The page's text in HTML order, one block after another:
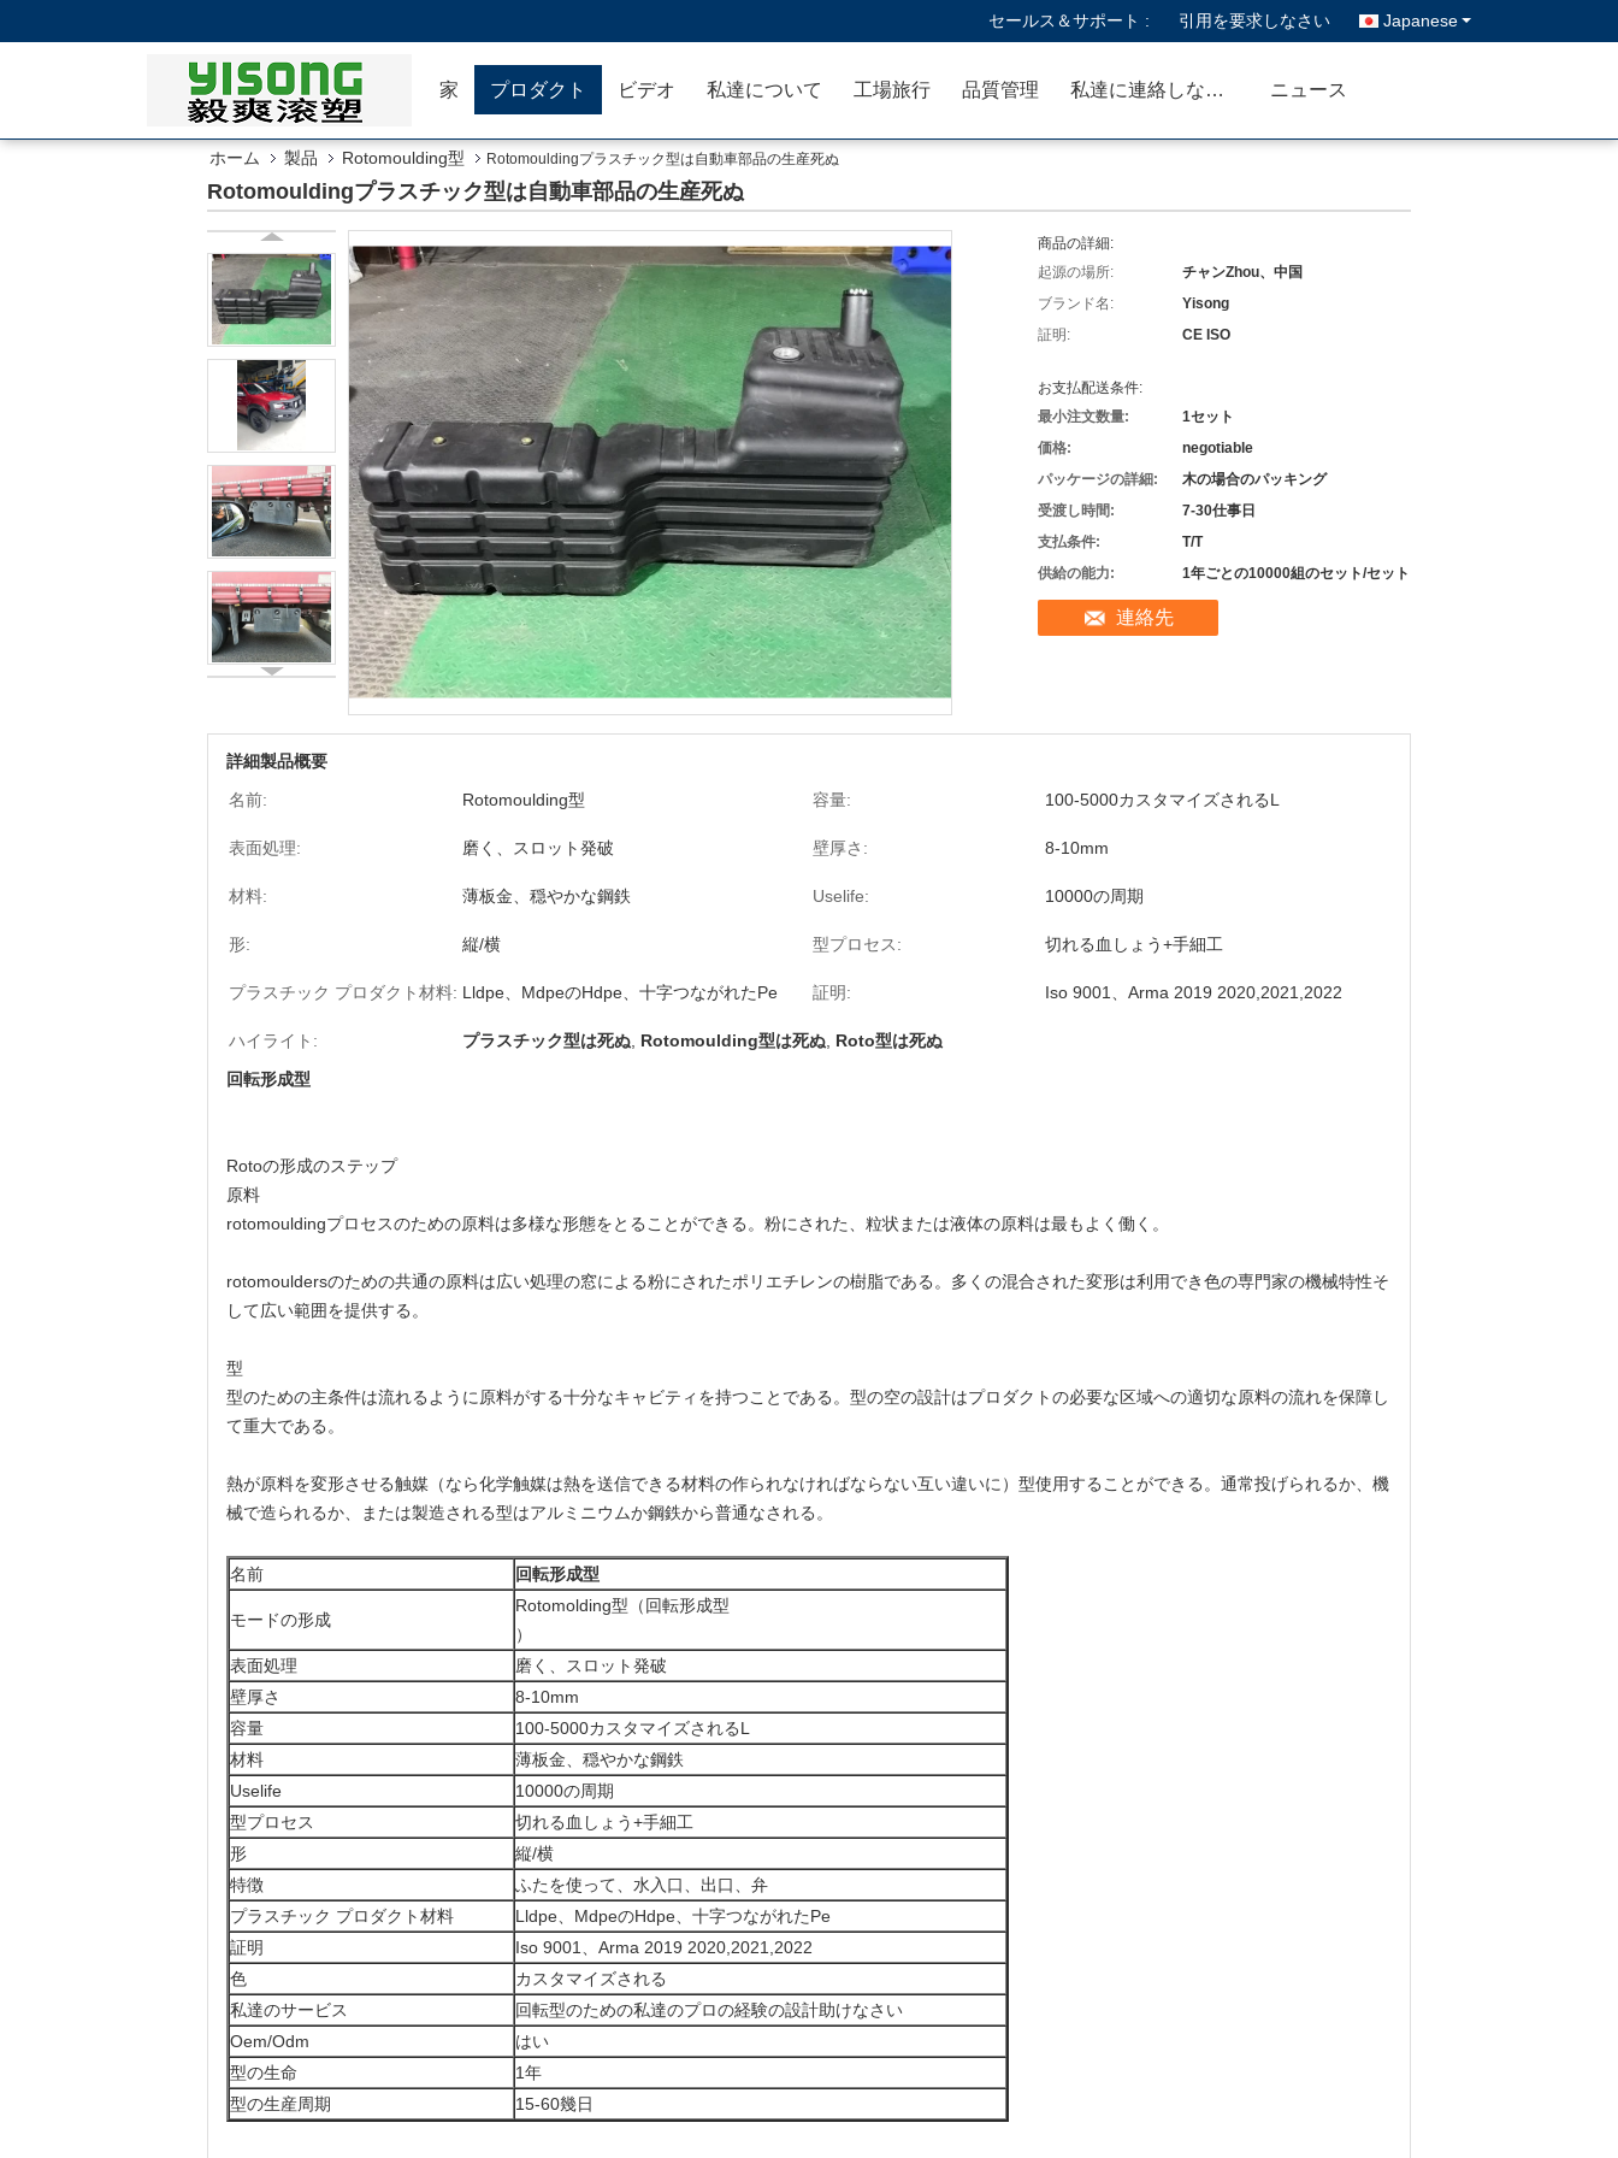
セールス＆サポート : 引用を要求しなさい Japanese
家 プロダクト ビデオ 私達について 工場旅行 品質管理 私達に連絡しなさい ニュース
ホーム 製品 Rotomoulding型 Rotomouldingプラスチック型は自動車部品の生産死ぬ
Rotomouldingプラスチック型は自動車部品の生産死ぬ
商品の詳細:
起源の場所:
チャンZhou、中国
ブランド名:
Yisong
証明:
CE ISO
お支払配送条件:
最小注文数量:
1セット
価格:
negotiable
パッケージの詳細:
木の場合のパッキング
受渡し時間:
7-30仕事日
支払条件:
T/T
供給の能力:
1年ごとの10000組のセット/セット
連絡先
詳細製品概要
名前:
Rotomoulding型 容量: 100-5000カスタマイズされるL
表面処理: 磨く、スロット発破 壁厚さ: 8-10mm
材料: 薄板金、穏やかな鋼鉄 Uselife: 10000の周期
形: 縦/横 型プロセス: 切れる血しょう+手細工
プラスチック プロダクト材料: Lldpe、MdpeのHdpe、十字つながれたPe 証明: Iso 9001、Arma 2019 2020,2021,2022
ハイライト: プラスチック型は死ぬ Rotomoulding型は死ぬ Roto型は死ぬ
回転形成型
Rotoの形成のステップ
原料
rotomouldingプロセスのための原料は多様な形態をとることができる。粉にされた、粒状または液体の原料は最もよく働く。
rotomouldersのための共通の原料は広い処理の窓による粉にされたポリエチレンの樹脂である。多くの混合された変形は利用でき色の専門家の機械特性そ
して広い範囲を提供する。
型
型のための主条件は流れるように原料がする十分なキャビティを持つことである。型の空の設計はプロダクトの必要な区域への適切な原料の流れを保障し
て重大である。
熱が原料を変形させる触媒（なら化学触媒は熱を送信できる材料の作られなければならない互い違いに）型使用することができる。通常投げられるか、機
械で造られるか、または製造される型はアルミニウムか鋼鉄から普通なされる。
名前 回転形成型
モードの形成
Rotomolding型（回転形成型
）
表面処理
磨く、スロット発破
壁厚さ
8-10mm
容量
100-5000カスタマイズされるL
材料
薄板金、穏やかな鋼鉄
Uselife
10000の周期
型プロセス
切れる血しょう+手細工
形
縦/横
特徴
ふたを使って、水入口、出口、弁
プラスチック プロダクト材料
Lldpe、MdpeのHdpe、十字つながれたPe
証明
Iso 9001、Arma 2019 2020,2021,2022
色
カスタマイズされる
私達のサービス
回転型のための私達のプロの経験の設計助けなさい
Oem/Odm
はい
型の生命
1年
型の生産周期
15-60幾日